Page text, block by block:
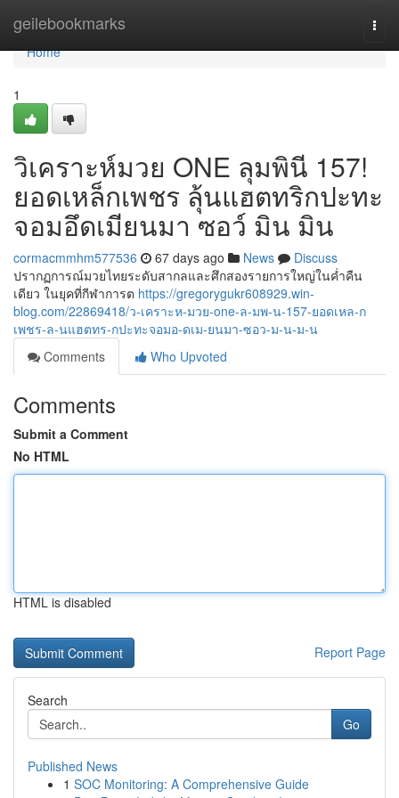
geilebookmarks
Home
Home
1
วิเคราะห์มวย ONE ลุมพินี 157!
ยอดเหล็กเพชร ลุ้นแฮตทริกปะทะ
จอมอึดเมียนมา ซอว์ มิน มิน
cormacmmhm577536 67 days ago News
Discuss
ปรากฏการณ์มวยไทยระดับสากลและศึกสองรายการใหญ่ในค่ำคืน
เดียว ในยุคที่กีฬาการต https://gregorygukr608929.win-
blog.com/22869418/ว-เคราะห-มวย-one-ล-มพ-น-157-ยอดเหล-ก
เพชร-ล-นแฮตทร-กปะทะจอมอ-ดเม-ยนมา-ซอว-ม-น-ม-น
Comments
Who Upvoted
Comments
Submit a Comment
No HTML
HTML is disabled
Report Page
Search
Go
Published News
1 SOC Monitoring: A Comprehensive Guide